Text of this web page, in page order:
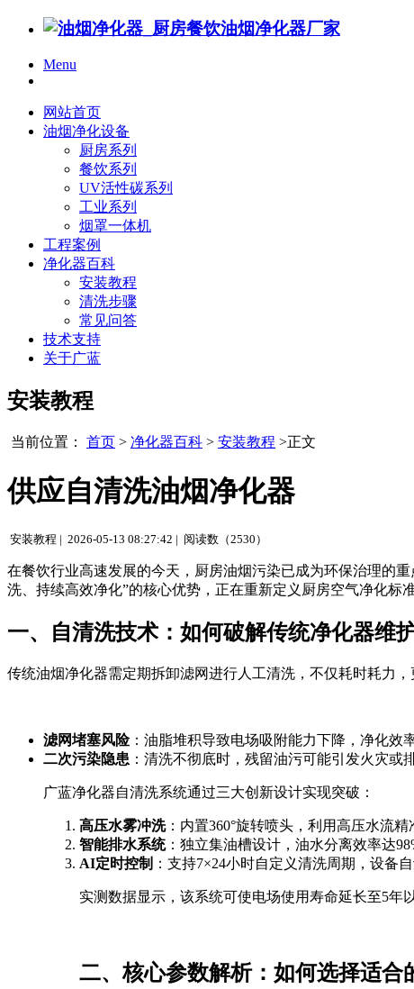
Menu
网站首页
油烟净化设备
厨房系列
餐饮系列
UV活性碳系列
工业系列
烟罩一体机
工程案例
净化器百科
安装教程
清洗步骤
常见问答
技术支持
关于广蓝
安装教程
当前位置： 首页 > 净化器百科 > 安装教程 >正文
供应自清洗油烟净化器
安装教程 | 2026-05-13 08:27:42 | 阅读数（2530）
在餐饮行业高速发展的今天，厨房油烟污染已成为环保治理的
洗、持续高效净化”的核心优势，正在重新定义厨房空气净化标
一、自清洗技术：如何破解传统净化器维
传统油烟净化器需定期拆卸滤网进行人工清洗，不仅耗时耗力，
滤网堵塞风险：油脂堆积导致电场吸附能力下降，净化效
二次污染隐患 ：清洗不彻底时，残留油污可能引发火灾或
广蓝净化器自清洗系统通过三大创新设计实现突破：
高压水雾冲洗：内置360°旋转喷头，利用高压水流精
智能排水系统：独立集油槽设计，油水分离效率达
AI定时控制 ：支持7×24小时自定义清洗周期，设备
实测数据显示，该系统可使电场使用寿命延长至5年
二、核心参数解析：如何选择适合